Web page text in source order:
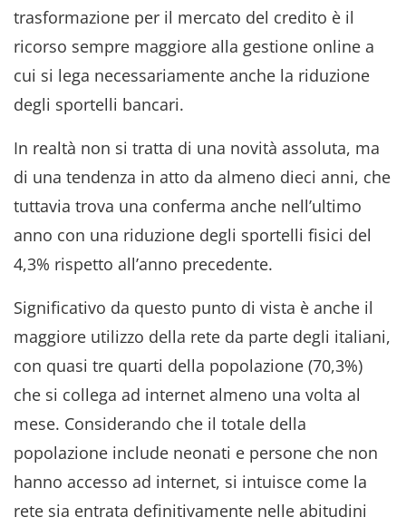
trasformazione per il mercato del credito è il
ricorso sempre maggiore alla gestione online a
cui si lega necessariamente anche la riduzione
degli sportelli bancari.
In realtà non si tratta di una novità assoluta, ma
di una tendenza in atto da almeno dieci anni, che
tuttavia trova una conferma anche nell’ultimo
anno con una riduzione degli sportelli fisici del
4,3% rispetto all’anno precedente.
Significativo da questo punto di vista è anche il
maggiore utilizzo della rete da parte degli italiani,
con quasi tre quarti della popolazione (70,3%)
che si collega ad internet almeno una volta al
mese. Considerando che il totale della
popolazione include neonati e persone che non
hanno accesso ad internet, si intuisce come la
rete sia entrata definitivamente nelle abitudini